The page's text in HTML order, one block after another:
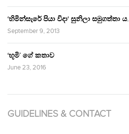
‘හිමින්සැරේ පියා විදා‘ සුනිලා සමුගත්තා ය.
September 9, 2013
‘භූමි’ ගේ කතාව
June 23, 2016
GUIDELINES & CONTACT